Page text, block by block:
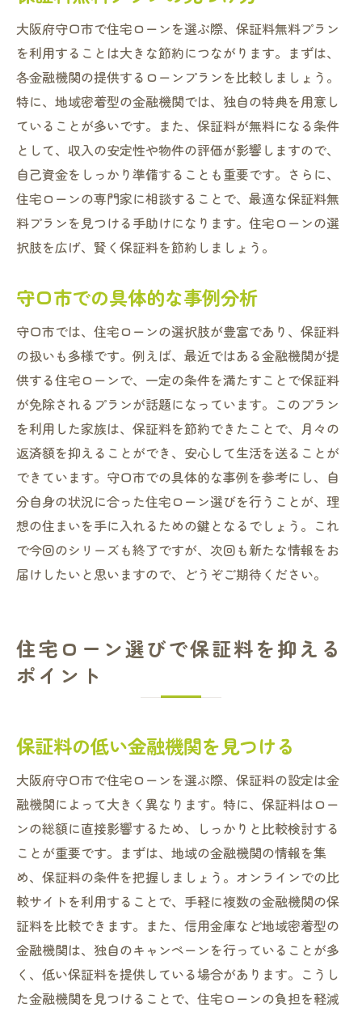
大阪府守口市で住宅ローンを選ぶ際、保証料無料プラン
を利用することは大きな節約につながります。まずは、
各金融機関の提供するローンプランを比較しましょう。
特に、地域密着型の金融機関では、独自の特典を用意し
ていることが多いです。また、保証料が無料になる条件
として、収入の安定性や物件の評価が影響しますので、
自己資金をしっかり準備することも重要です。さらに、
住宅ローンの専門家に相談することで、最適な保証料無
料プランを見つける手助けになります。住宅ローンの選
択肢を広げ、賢く保証料を節約しましょう。
守口市での具体的な事例分析
守口市では、住宅ローンの選択肢が豊富であり、保証料
の扱いも多様です。例えば、最近ではある金融機関が提
供する住宅ローンで、一定の条件を満たすことで保証料
が免除されるプランが話題になっています。このプラン
を利用した家族は、保証料を節約できたことで、月々の
返済額を抑えることができ、安心して生活を送ることが
できています。守口市での具体的な事例を参考にし、自
分自身の状況に合った住宅ローン選びを行うことが、理
想の住まいを手に入れるための鍵となるでしょう。これ
で今回のシリーズも終了ですが、次回も新たな情報をお
届けしたいと思いますので、どうぞご期待ください。
住宅ローン選びで保証料を抑える
ポイント
保証料の低い金融機関を見つける
大阪府守口市で住宅ローンを選ぶ際、保証料の設定は金
融機関によって大きく異なります。特に、保証料はロー
ンの総額に直接影響するため、しっかりと比較検討する
ことが重要です。まずは、地域の金融機関の情報を集
め、保証料の条件を把握しましょう。オンラインでの比
較サイトを利用することで、手軽に複数の金融機関の保
証料を比較できます。また、信用金庫など地域密着型の
金融機関は、独自のキャンペーンを行っていることが多
く、低い保証料を提供している場合があります。こうし
た金融機関を見つけることで、住宅ローンの負担を軽減